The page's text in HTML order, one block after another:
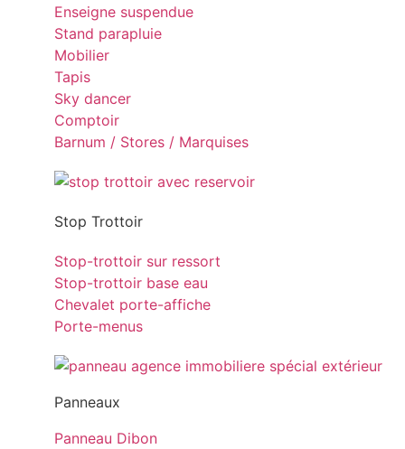
Enseigne suspendue
Stand parapluie
Mobilier
Tapis
Sky dancer
Comptoir
Barnum / Stores / Marquises
Stop Trottoir
Stop-trottoir sur ressort
Stop-trottoir base eau
Chevalet porte-affiche
Porte-menus
Panneaux
Panneau Dibon